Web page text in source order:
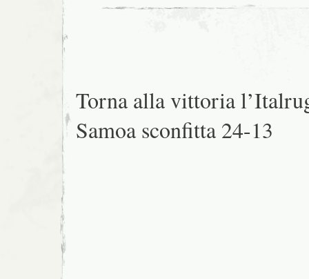
Torna alla vittoria
Samoa sconfitta 24-13